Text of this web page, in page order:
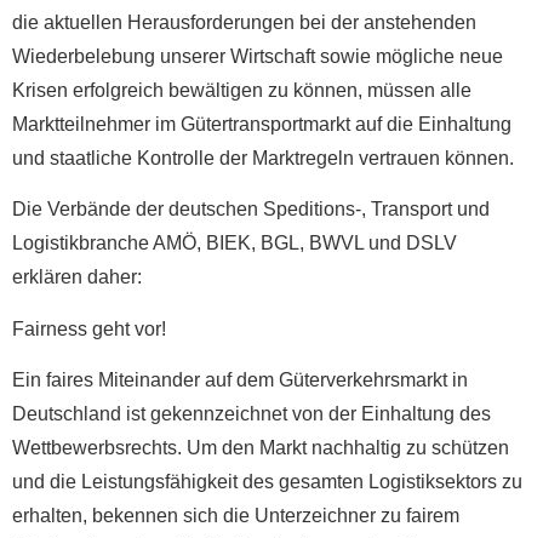
die aktuellen Herausforderungen bei der anstehenden
Wiederbelebung unserer Wirtschaft sowie mögliche neue
Krisen erfolgreich bewältigen zu können, müssen alle
Marktteilnehmer im Gütertransportmarkt auf die Einhaltung
und staatliche Kontrolle der Marktregeln vertrauen können.
Die Verbände der deutschen Speditions-, Transport und
Logistikbranche AMÖ, BIEK, BGL, BWVL und DSLV
erklären daher:
Fairness geht vor!
Ein faires Miteinander auf dem Güterverkehrsmarkt in
Deutschland ist gekennzeichnet von der Einhaltung des
Wettbewerbsrechts. Um den Markt nachhaltig zu schützen
und die Leistungsfähigkeit des gesamten Logistiksektors zu
erhalten, bekennen sich die Unterzeichner zu fairem